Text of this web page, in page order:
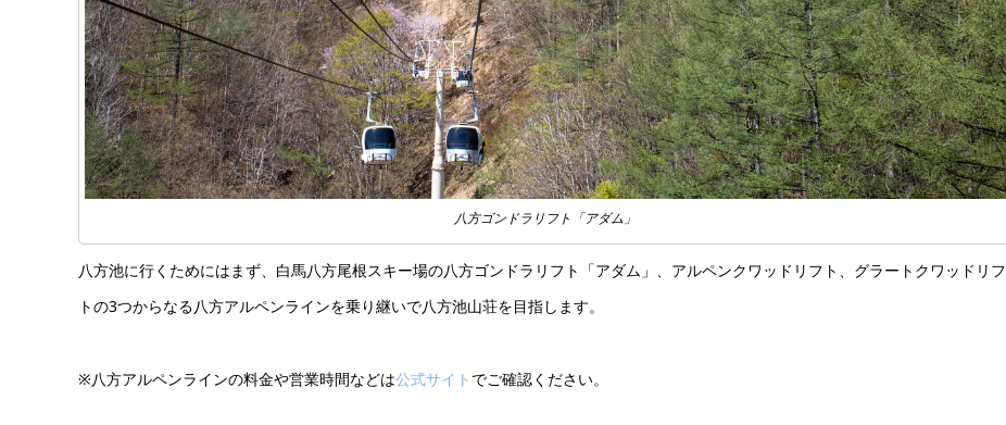
八方ゴンドラリフト「アダム」
八方池に行くためにはまず、白馬八方尾根スキー場の八方ゴンドラリフト「アダム」、アルペンクワッドリフト、グラートクワッドリフ
トの3つからなる八方アルペンラインを乗り継いで八方池山荘を目指します。
※八方アルペンラインの料金や営業時間などは公式サイト でご確認ください。